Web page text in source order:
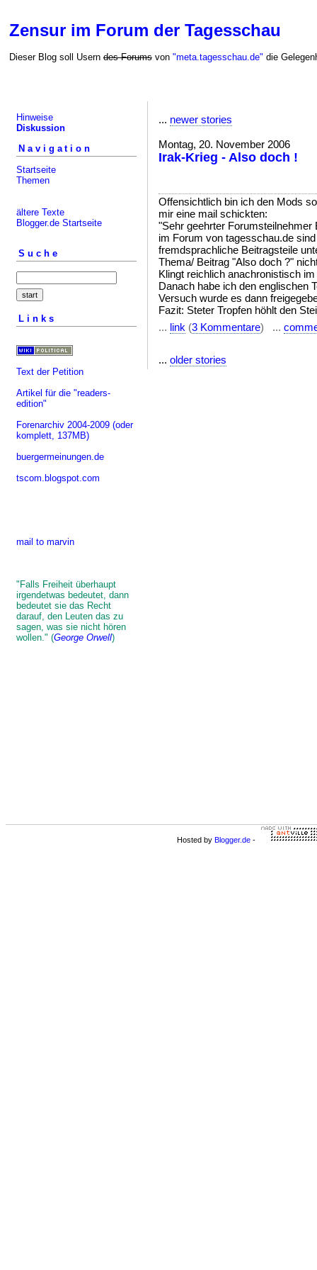
Zensur im Forum der Tagesschau
Dieser Blog soll Usern des Forums von "meta.tagesschau.de" die
Hinweise
Diskussion
Navigation
Startseite
Themen
ältere Texte
Blogger.de Startseite
Suche
Links
Text der Petition
Artikel für die "readers-
edition"
Forenarchiv 2004-2009 (oder
komplett, 137MB)
buergermeinungen.de
tscom.blogspot.com
mail to marvin
"Falls Freiheit überhaupt
irgendetwas bedeutet, dann
bedeutet sie das Recht
darauf, den Leuten das zu
sagen, was sie nicht hören
wollen." (George Orwell)
... newer stories
Montag, 20. November 2006
Irak-Krieg - Also doch !
Offensichtlich bin ich den Mods
mir eine mail schickten:
"Sehr geehrter Forumsteilnehmer
im Forum von tagesschau.de
fremdsprachliche Beitragsteile
Thema/ Beitrag "Also doch ?"
Klingt reichlich anachronistisch
Danach habe ich den englischen
Versuch wurde es dann
Fazit: Steter Tropfen höhlt den
... link (3 Kommentare) ...
... older stories
Hosted by Blogger.de -